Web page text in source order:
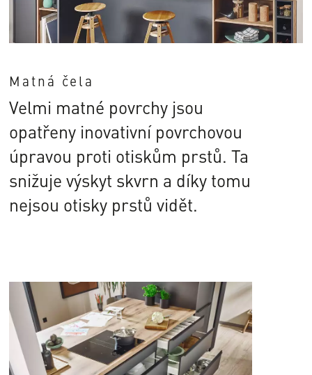
Matná čela
Velmi matné povrchy jsou
opatřeny inovativní povrchovou
úpravou proti otiskům prstů. Ta
snižuje výskyt skvrn a díky tomu
nejsou otisky prstů vidět.